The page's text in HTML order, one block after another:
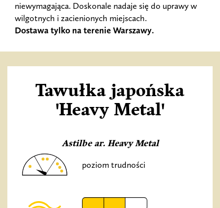
niewymagająca. Doskonale nadaje się do uprawy w
wilgotnych i zacienionych miejscach.
Dostawa tylko na terenie Warszawy.
Tawułka japońska
'Heavy Metal'
Astilbe ar. Heavy Metal
poziom trudności